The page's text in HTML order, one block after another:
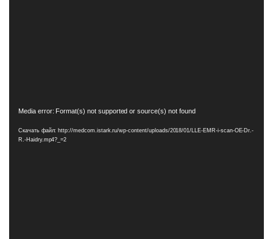
Видеоплеер
Media error: Format(s) not supported or source(s) not found
Скачать файл: http://medcom.istark.ru/wp-content/uploads/2018/01/LLE-EMR-i-scan-OE-Dr.-
R.-Haidry.mp4?_=2